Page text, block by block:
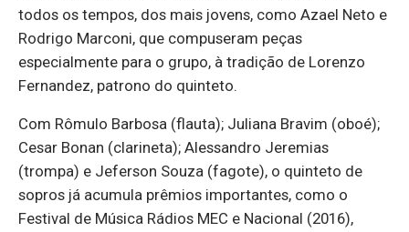
todos os tempos, dos mais jovens, como Azael Neto e
Rodrigo Marconi, que compuseram peças
especialmente para o grupo, à tradição de Lorenzo
Fernandez, patrono do quinteto.
Com Rômulo Barbosa (flauta); Juliana Bravim (oboé);
Cesar Bonan (clarineta); Alessandro Jeremias
(trompa) e Jeferson Souza (fagote), o quinteto de
sopros já acumula prêmios importantes, como o
Festival de Música Rádios MEC e Nacional (2016),